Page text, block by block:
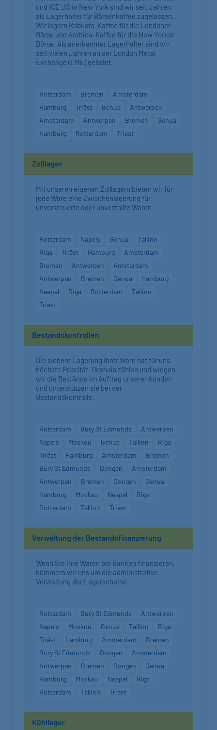
und ICE US in New York sind wir seit Jahren
als Lagerhalter für Börsenkaffee zugelassen.
Wir lagern Robusta-Kaffee für die Londoner
Börse und Arabica-Kaffee für die New Yorker
Börse. Als anerkannter Lagerhalter sind wir
seit vielen Jahren an der London Metal
Exchange (LME) gelistet.
Rotterdam Bremen
Amsterdam
Hamburg
Triëst Genua
Antwerpen
Amsterdam
Antwerpen Bremen
Genua
Hamburg
Rotterdam Triest
Zolllager
Mit unseren eigenen Zolllagern bieten wir für
jede Ware eine Zwischenlagerung für
unversteuerte oder unverzollte Waren.
Rotterdam Napels Genua
Tallinn
Riga
Triëst Hamburg
Amsterdam
Bremen
Antwerpen
Amsterdam
Antwerpen
Bremen Genua
Hamburg
Neapel
Riga Rotterdam
Tallinn
Triest
Bestandskontrollen
Die sichere Lagerung Ihrer Ware hat für uns
höchste Priorität. Deshalb zählen und wiegen
wir die Bestände im Auftrag unserer Kunden
und unterstützen sie bei der
Bestandskontrolle.
Rotterdam Bury St Edmunds
Antwerpen
Napels
Moskou Genua Tallinn
Riga
Triëst
Hamburg Amsterdam
Bremen
Bury St Edmunds
Dongen
Amsterdam
Antwerpen
Bremen Dongen
Genua
Hamburg
Moskau Neapel
Riga
Rotterdam
Tallinn Triest
Verwaltung der Bestandsfinanzierung
Wenn Sie Ihre Waren bei Banken finanzieren,
kümmern wir uns um die administrative
Verwaltung der Lagerscheine.
Rotterdam Bury St Edmunds
Antwerpen
Napels
Moskou Genua Tallinn
Riga
Triëst
Hamburg Amsterdam
Bremen
Bury St Edmunds
Dongen
Amsterdam
Antwerpen
Bremen Dongen
Genua
Hamburg
Moskau Neapel
Riga
Rotterdam
Tallinn Triest
Kühllager